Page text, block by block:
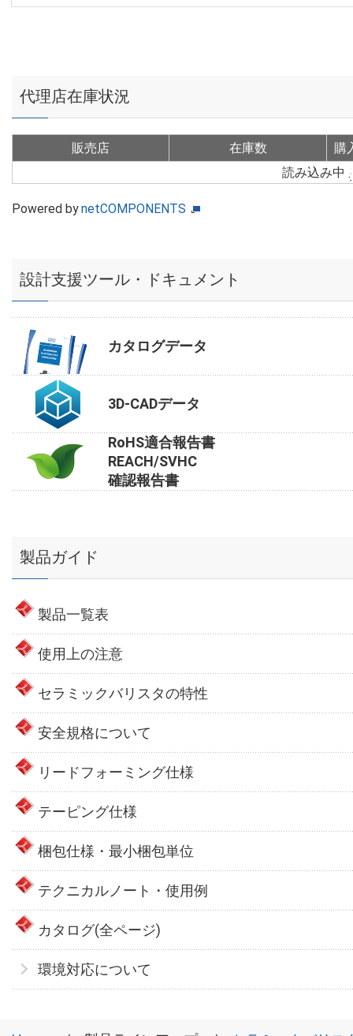
代理店在庫状況
販売店 在庫数
購
読み込み中
Powered bynetCOMPONENTS
設計支援ツール・ドキュメント
カタログデータ
3D-CADデータ
RoHS適合報告書
REACH/SVHC
確認報告書
製品ガイド
製品一覧表
使用上の注意
セラミックバリスタの特性
安全規格について
リードフォーミング仕様
テーピング仕様
梱包仕様・最小梱包単位
テクニカルノート・使用例
カタログ(全ページ)
環境対応について